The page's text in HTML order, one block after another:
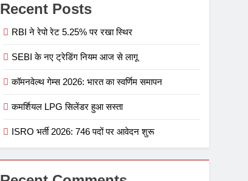
Recent Posts
RBI ने रेपो रेट 5.25% पर रखा स्थिर
SEBI के नए ट्रेडिंग नियम आज से लागू
कॉमनवेल्थ गेम्स 2026: भारत का स्वर्णिम समापन
कमर्शियल LPG सिलेंडर हुआ सस्ता
ISRO भर्ती 2026: 746 पदों पर आवेदन शुरू